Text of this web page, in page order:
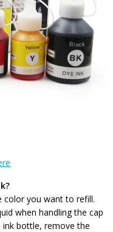
color you want to refill.
when handling the cap
bottle, remove the